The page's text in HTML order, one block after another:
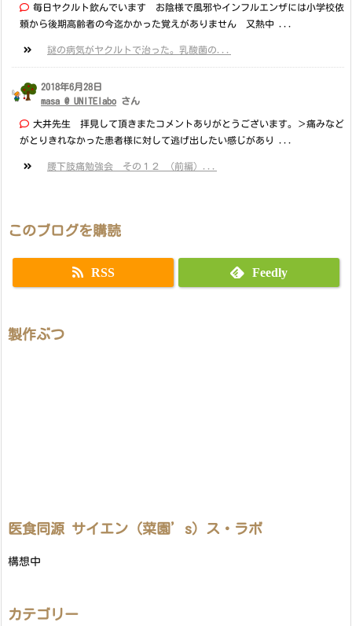
毎日ヤクルト飲んでいます お陰様で風邪やインフルエンザには小学校依
頼から後期高齢者の今迄かかった覚えがありません 又熱中 ...
謎の病気がヤクルトで治った。乳酸菌の...
2018年6月28日
masa @ UNITElabo さん
大井先生 拝見して頂きまたコメントありがとうございます。＞痛みなど
がとりきれなかった患者様に対して逃げ出したい感じがあり ...
腰下肢痛勉強会 その１２ （前編）...
このブログを購読
RSS Feedly
製作ぶつ
医食同源 サイエン（菜園’s）ス・ラボ
構想中
カテゴリー